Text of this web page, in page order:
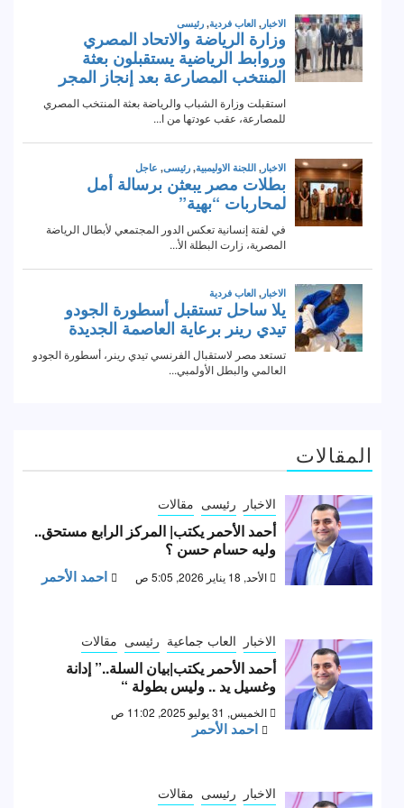
المقالات
الاخبار رئيسى مقالات
أحمد الأحمر يكتب| المركز الرابع مستحق..
وليه حسام حسن ؟
الأحد, 18 يناير 2026, 5:05 ص احمد الأحمر
الاخبار العاب جماعية رئيسى مقالات
أحمد الأحمر يكتب|بيان السلة..” إدانة
وغسيل يد .. وليس بطولة “
الخميس, 31 يوليو 2025, 11:02 ص
احمد الأحمر
الاخبار رئيسى مقالات